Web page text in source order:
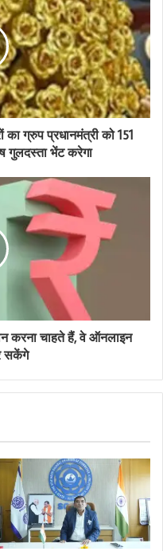
ग्रुप प्रधानमंत्री को 151
गुलदस्ता भेंट करेगा
करना चाहते हैं, वे ऑनलाइन
सकेंगे